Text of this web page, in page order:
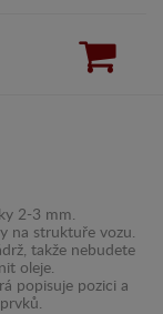
2-3 mm.
na struktuře vozu.
takže nebudete
oleje.
popisuje pozici a